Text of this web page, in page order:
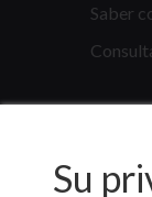
Su
Saber